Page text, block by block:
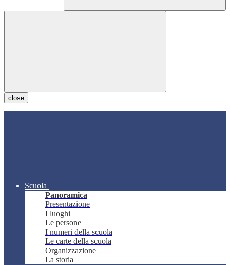
close
Scuola
Panoramica
Presentazione
I luoghi
Le persone
I numeri della scuola
Le carte della scuola
Organizzazione
La storia